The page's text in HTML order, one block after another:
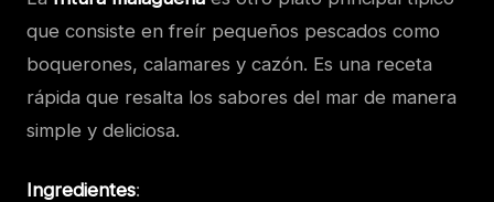
que consiste en freír pequeños pescados como
boquerones, calamares y cazón. Es una receta
rápida que resalta los sabores del mar de manera
simple y deliciosa.
Ingredientes: